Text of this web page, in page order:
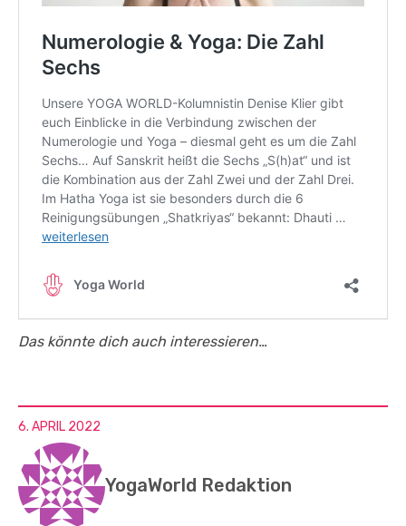
Das könnte dich auch interessieren…
6. APRIL 2022
YogaWorld Redaktion